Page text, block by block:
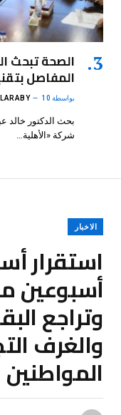
الصحة تبحث
المفاصل
بواسطة 10 أغسطس، 2026
بحث الدكتور خالد
شركة «الأهلية…
الاخبار
استقرار
والغرف
المواطنين